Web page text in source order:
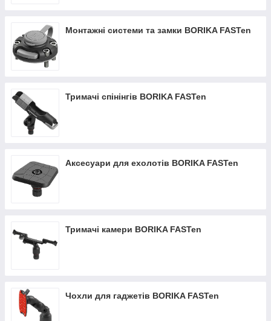
Монтажні системи та замки BORIKA FASTen
Тримачі спінінгів BORIKA FASTen
Аксесуари для ехолотів BORIKA FASTen
Тримачі камери BORIKA FASTen
Чохли для гаджетів BORIKA FASTen